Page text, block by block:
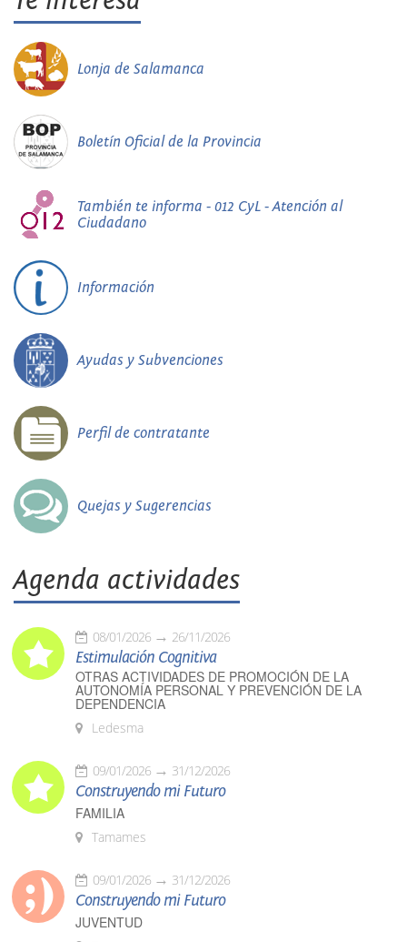
Lonja de Salamanca
Boletín Oficial de la Provincia
También te informa - 012 CyL - Atención al
Ciudadano
Información
Ayudas y Subvenciones
Perfil de contratante
Quejas y Sugerencias
Agenda actividades
08/01/2026 26/11/2026
Estimulación Cognitiva
OTRAS ACTIVIDADES DE PROMOCIÓN DE LA
AUTONOMÍA PERSONAL Y PREVENCIÓN DE LA
DEPENDENCIA
Ledesma
09/01/2026 31/12/2026
Construyendo mi Futuro
FAMILIA
Tamames
09/01/2026 31/12/2026
Construyendo mi Futuro
JUVENTUD